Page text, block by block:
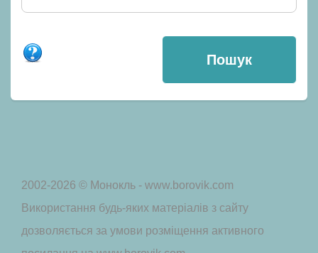
2002-2026 © Монокль - www.borovik.com
Використання будь-яких матеріалів з сайту
дозволяється за умови розміщення активного